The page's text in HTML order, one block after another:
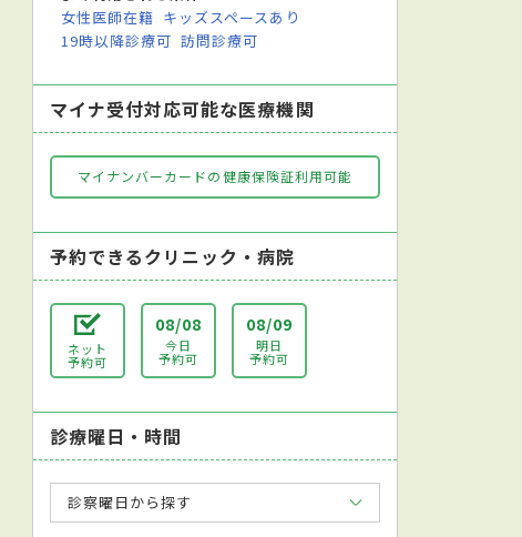
女性医師在籍 キッズスペースあり
19時以降診療可 訪問診療可
マイナ受付対応可能な医療機関
マイナンバーカードの健康保険証利用可能
予約できるクリニック・病院
ネット
予約可
08/08
今日
予約可
08/09
明日
予約可
診療曜日・時間
診察曜日から探す